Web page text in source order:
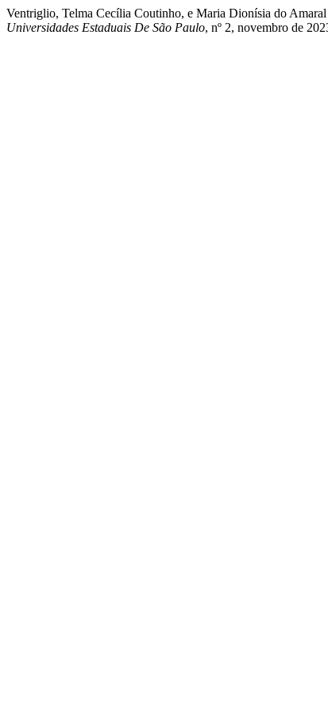
Ventriglio, Telma Cecília Coutinho, e Maria Dionísia do
Universidades Estaduais De São Paulo, nº 2, novembro de